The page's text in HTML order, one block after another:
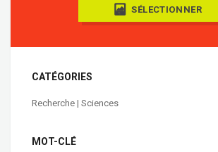
SÉLECTIONNER
CATÉGORIES
Recherche | Sciences
MOT-CLÉ